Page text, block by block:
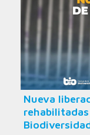
Nueva